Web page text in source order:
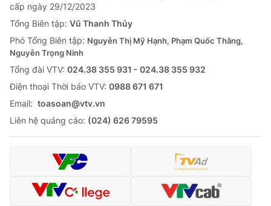
cấp ngày 29/12/2023
Tổng Biên tập: Vũ Thanh Thủy
Phó Tổng Biên tập: Nguyễn Thị Mỹ Hạnh, Phạm Quốc Thắng,
Nguyễn Trọng Ninh
Tổng đài VTV: 024.38 355 931 - 024.38 355 932
Ðiện thoại Thời báo VTV: 0988 671 671
Email: toasoan@vtv.vn
Liên hệ quảng cáo: (024) 626 79595